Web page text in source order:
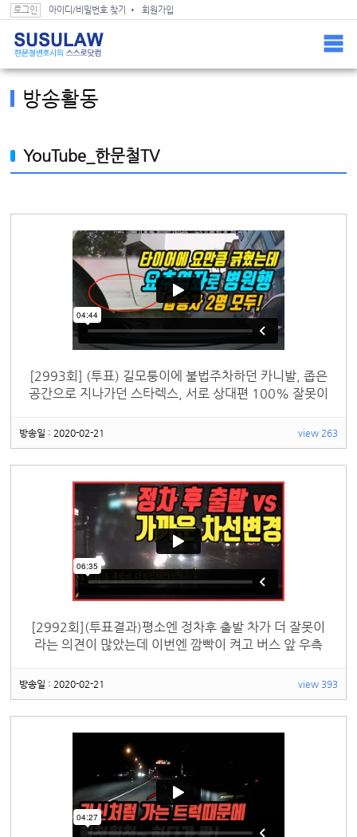
스스로닷컴 GNB 바로가기
스스로닷컴 컨텐츠(본문) 바로가기
로그인 아이디/비밀번호 찾기 회원가입
방송활동
YouTube_한문철TV
[2993회] (투표) 길모퉁이에 불법주차하던 카니발, 좁은
공간으로 지나가던 스타렉스, 서로 상대편 100% 잘못이
방송일 : 2020-02-21 view 263
[2992회](투표결과)평소엔 정차후 출발 차가 더 잘못이
라는 의견이 많았는데 이번엔 깜빡이 켜고 버스 앞 우측
방송일 : 2020-02-21 view 393